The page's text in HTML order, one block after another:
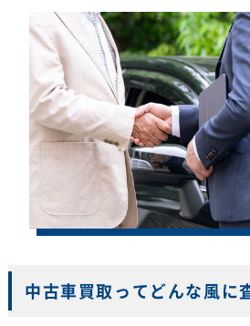
中古車買取ってどんな風に